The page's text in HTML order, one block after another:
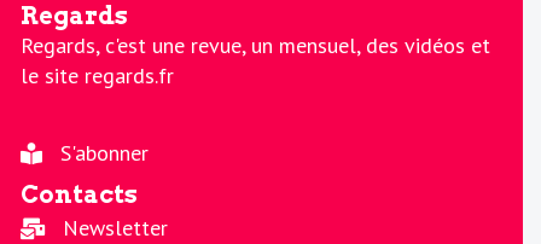
Regards
Regards, c'est une revue, un mensuel, des vidéos et
le site regards.fr
S'abonner
Contacts
Newsletter